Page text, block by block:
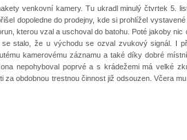
venkovní kamery. Tu ukradl minulý čtvrtek 5.
dopoledne do prodejny, kde si prohlížel
kterou vzal a uschoval do batohu. Poté jakoby nic
stalo, že u východu se ozval zvukový signál. I
kamerovému záznamu a také díky dobré
nepohyboval poprvé a s krádežemi má velké
obdobnou trestnou činnost již odsouzen. Včera